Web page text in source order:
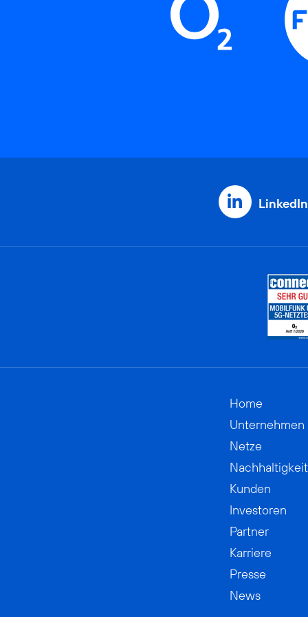
LinkedIn
Home
Unternehmen
Netze
Nachhaltigkeit
Kunden
Investoren
Partner
Karriere
Presse
News